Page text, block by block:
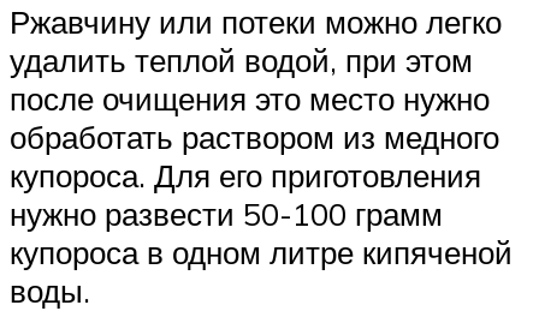
Ржавчину или потеки можно легко
удалить теплой водой, при этом
после очищения это место нужно
обработать раствором из медного
купороса. Для его приготовления
нужно развести 50-100 грамм
купороса в одном литре кипяченой
воды.